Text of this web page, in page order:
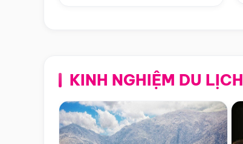
KINH NGHIỆM DU LỊCH